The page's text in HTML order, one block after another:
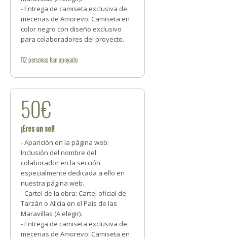
- Entrega de camiseta exclusiva de
mecenas de Amorevo: Camiseta en
color negro con diseño exclusivo
para colaboradores del proyecto.
112personashan apoyado
50€
¡Eres un sol!
- Aparición en la página web:
Inclusión del nombre del
colaborador en la sección
especialmente dedicada a ello en
nuestra página web.
- Cartel de la obra: Cartel oficial de
Tarzán o Alicia en el País de las
Maravillas (A elegir).
- Entrega de camiseta exclusiva de
mecenas de Amorevo: Camiseta en